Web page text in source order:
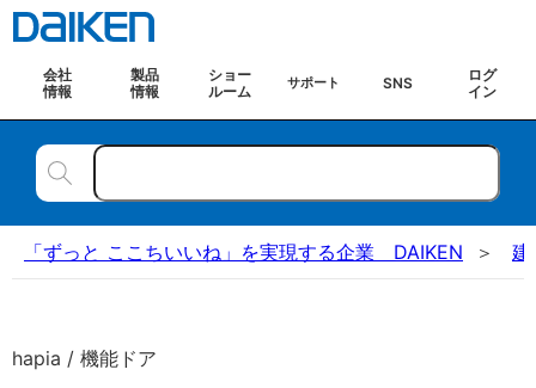
会社
情報
製品
情報
ショー
ルーム
サポート SNS
ログ
イン
「ずっと ここちいいね」を実現する企業 DAIKEN 建
hapia / 機能ドア